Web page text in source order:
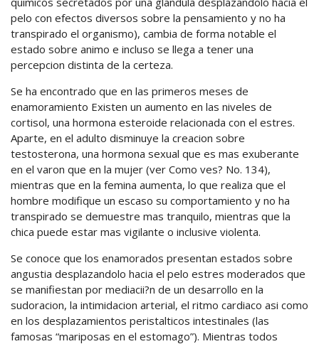
pelo con efectos diversos sobre la pensamiento y no ha
transpirado el organismo), cambia de forma notable el
estado sobre animo e incluso se llega a tener una
percepcion distinta de la certeza.
Se ha encontrado que en las primeros meses de
enamoramiento Existen un aumento en las niveles de
cortisol, una hormona esteroide relacionada con el estres.
Aparte, en el adulto disminuye la creacion sobre
testosterona, una hormona sexual que es mas exuberante
en el varon que en la mujer (ver Como ves? No. 134),
mientras que en la femina aumenta, lo que realiza que el
hombre modifique un escaso su comportamiento y no ha
transpirado se demuestre mas tranquilo, mientras que la
chica puede estar mas vigilante o inclusive violenta.
Se conoce que los enamorados presentan estados sobre
angustia desplazandolo hacia el pelo estres moderados que
se manifiestan por mediacii?n de un desarrollo en la
sudoracion, la intimidacion arterial, el ritmo cardiaco asi como
en los desplazamientos peristalticos intestinales (las
famosas “mariposas en el estomago”). Mientras todos